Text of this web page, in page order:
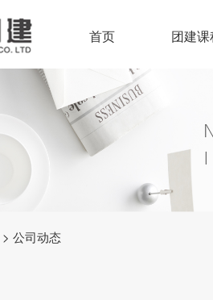
首页 团建
> 公司动态